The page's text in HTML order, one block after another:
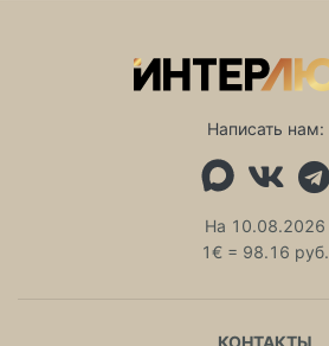
Написать нам:
На 10.08.2026
1€ = 98.16 руб.
КОНТАКТЫ